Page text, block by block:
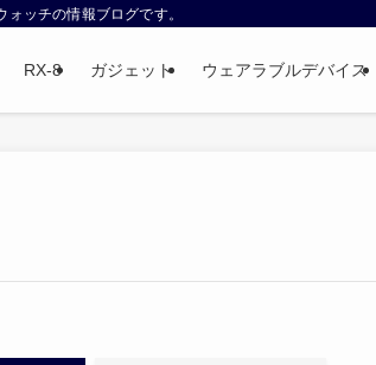
ッチの情報ブログです。
RX-8 ガジェット ウェアラブルデバイス